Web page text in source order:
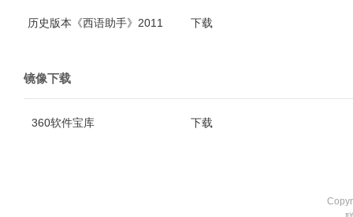
历史版本《西语助手》2011 下载
镜像下载
360软件宝库 下载